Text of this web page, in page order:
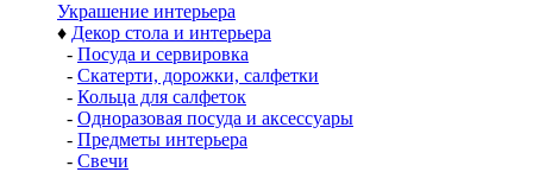
Украшение интерьера
♦ Декор стола и интерьера
- Посуда и сервировка
- Скатерти, дорожки, салфетки
- Кольца для салфеток
- Одноразовая посуда и аксессуары
- Предметы интерьера
- Свечи